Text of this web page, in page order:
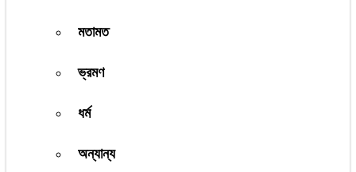
মতামত
ভ্রমণ
ধর্ম
অন্যান্য